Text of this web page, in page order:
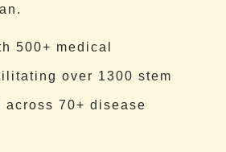
500+ medical
over 1300 stem
70+ disease